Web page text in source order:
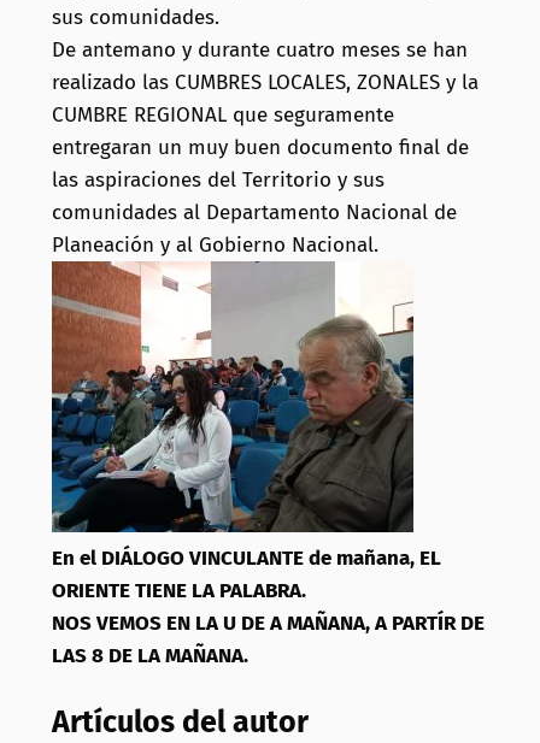
sus comunidades.
De antemano y durante cuatro meses se han
realizado las CUMBRES LOCALES, ZONALES y la
CUMBRE REGIONAL que seguramente
entregaran un muy buen documento final de
las aspiraciones del Territorio y sus
comunidades al Departamento Nacional de
Planeación y al Gobierno Nacional.
En el DIÁLOGO VINCULANTE de mañana, EL
ORIENTE TIENE LA PALABRA.
NOS VEMOS EN LA U DE A MAÑANA, A PARTÍR DE
LAS 8 DE LA MAÑANA.
Artículos del autor